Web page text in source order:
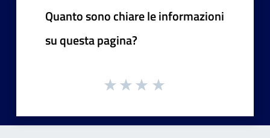
Quanto sono chiare le informazioni
su questa pagina?